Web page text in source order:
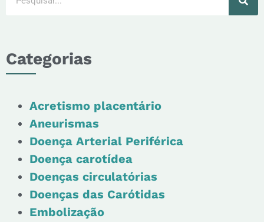
Categorias
Acretismo placentário
Aneurismas
Doença Arterial Periférica
Doença carotídea
Doenças circulatórias
Doenças das Carótidas
Embolização